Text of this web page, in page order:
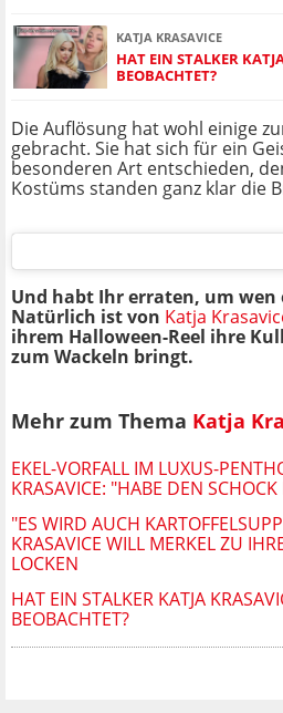
KATJA KRASAVICE
HAT EIN STALKER
BEOBACHTET?
Die Auflösung hat wohl einige
gebracht. Sie hat sich für ein
besonderen Art entschieden,
Kostüms standen ganz klar die
Und habt Ihr erraten, um wen
Natürlich ist von Katja
ihrem Halloween-Reel ihre
zum Wackeln bringt.
Mehr zum Thema Katja
EKEL-VORFALL IM LUXUS-
KRASAVICE: "HABE DEN
"ES WIRD AUCH
KRASAVICE WILL MERKEL ZU
LOCKEN
HAT EIN STALKER KATJA
BEOBACHTET?